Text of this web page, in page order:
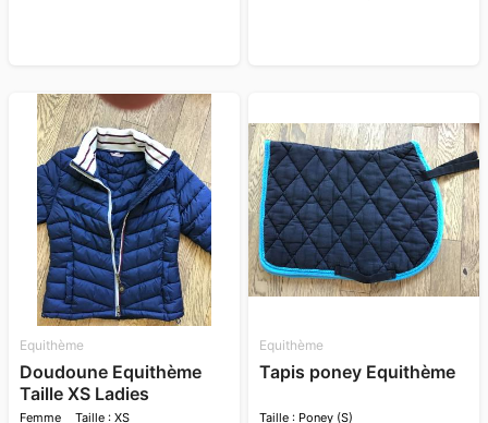
Equithème
Doudoune Equithème
Taille XS Ladies
Femme Taille : XS
Equithème
Tapis poney Equithème
Taille : Poney (S)